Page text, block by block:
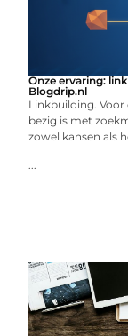
Onze ervaring:
Blogdrip.nl
Linkbuilding.
bezig is met
zowel kansen als
...